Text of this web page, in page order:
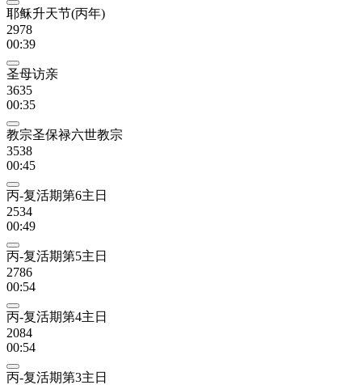
耶稣升天节(丙年)
2978
00:39
圣母访亲
3635
00:35
教宗圣保禄六世教宗
3538
00:45
丙-复活期第6主日
2534
00:49
丙-复活期第5主日
2786
00:54
丙-复活期第4主日
2084
00:54
丙-复活期第3主日